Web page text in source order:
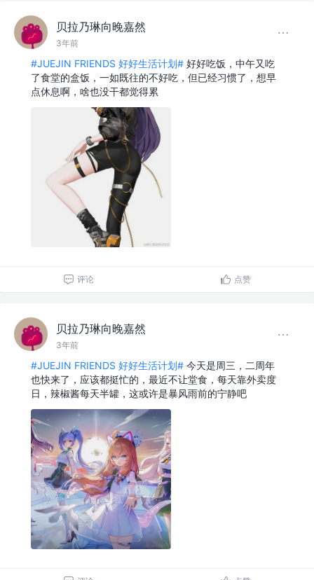
贝拉乃琳向晚嘉然
3年前
#JUEJIN FRIENDS 好好生活计划# 好好吃饭，中午又吃
了食堂的盒饭，一如既往的不好吃，但已经习惯了，想早
点休息啊，啥也没干都觉得累
评论 点赞
贝拉乃琳向晚嘉然
3年前
#JUEJIN FRIENDS 好好生活计划# 今天是周三，二周年
也快来了，应该都挺忙的，最近不让堂食，每天靠外卖度
日，辣椒酱每天半罐，这或许是暴风雨前的宁静吧